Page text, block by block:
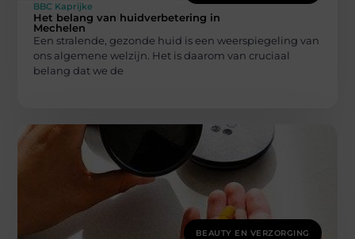
BBC Kaprijke
Het belang van huidverbetering in
Mechelen
Een stralende, gezonde huid is een weerspiegeling van
ons algemene welzijn. Het is daarom van cruciaal
belang dat we de
BEAUTY EN VERZORGING